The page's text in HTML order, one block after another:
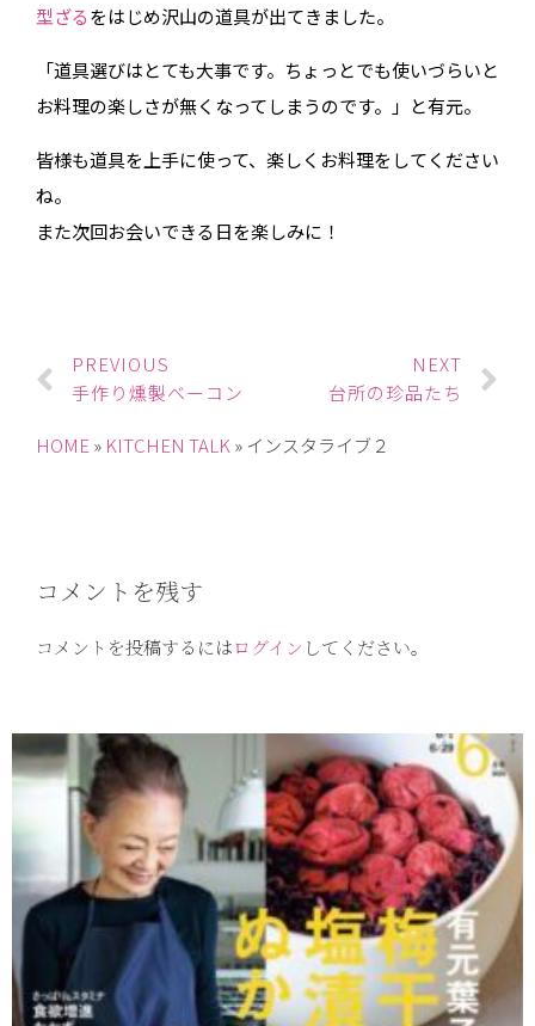
型ざるをはじめ沢山の道具が出てきました。
「道具選びはとても大事です。ちょっとでも使いづらいと
お料理の楽しさが無くなってしまうのです。」と有元。
皆様も道具を上手に使って、楽しくお料理をしてください
ね。
また次回お会いできる日を楽しみに！
PREVIOUS
手作り燻製ベーコン
NEXT
台所の珍品たち
HOME » KITCHEN TALK » インスタライブ２
コメントを残す
コメントを投稿するにはログイン してください。